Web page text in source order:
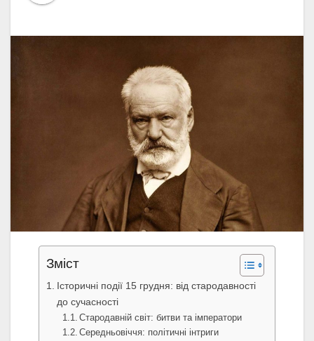
Зміст
Історичні події 15 грудня: від стародавності
до сучасності
Стародавній світ: битви та імператори
Середньовіччя: політичні інтриги